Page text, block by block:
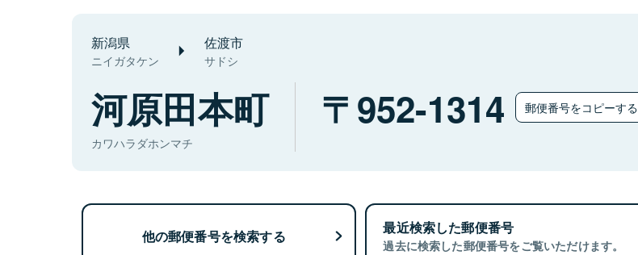
新潟県
ニイガタケン
佐渡市
サドシ
河原田本町
カワハラダホンマチ
952-1314 郵便番号をコピーする
他の郵便番号を検索する 最近検索した郵便番号
過去に検索した郵便番号をご覧いただけます。